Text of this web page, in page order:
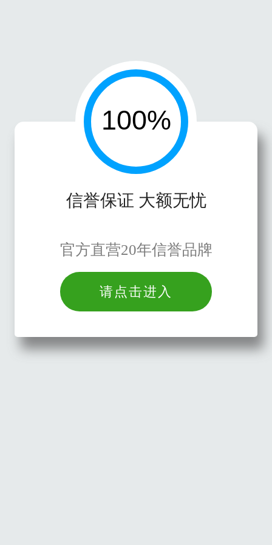
信誉保证 大额无忧
官方直营20年信誉品牌
请点击进入